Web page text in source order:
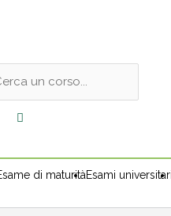
di maturitàEsami universitari